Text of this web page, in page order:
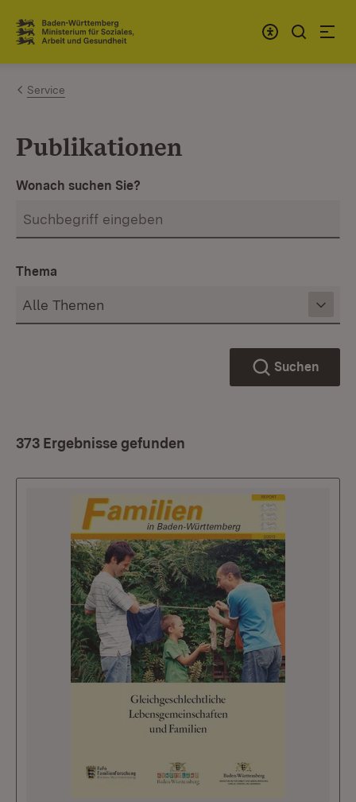
Zum Inhalt springen
Link zur Startseite
Service
Publikationen
Wonach suchen Sie?
Thema
Suchen
373 Ergebnisse gefunden